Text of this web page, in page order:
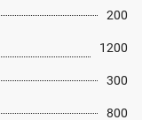
200
1200
300
800